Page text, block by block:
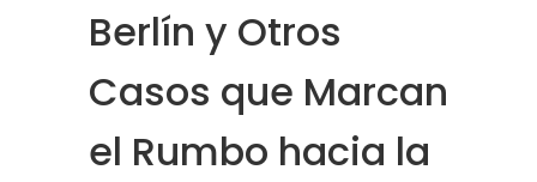
Berlín y Otros
Casos que Marcan
el Rumbo hacia la